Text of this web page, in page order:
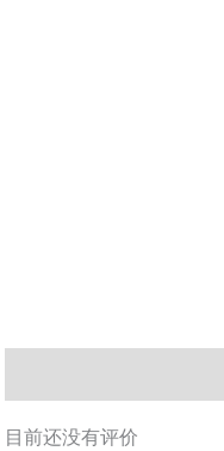
目前还没有评价